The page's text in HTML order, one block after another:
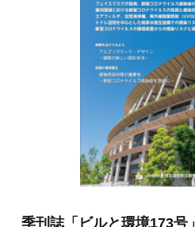
季刊誌「ビルと環境173号」